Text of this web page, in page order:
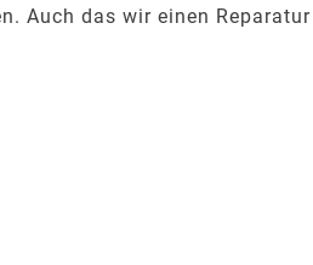
Auch das wir einen